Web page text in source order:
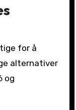
for å
alternativer
og